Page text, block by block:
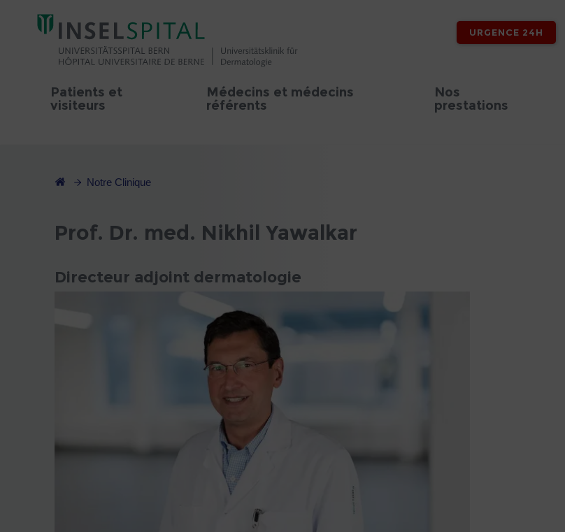
URGENCE 24H
Patients et
visiteurs
Médecins et médecins
référents
Nos
prestations
Notre Clinique
Prof. Dr. med. Nikhil Yawalkar
Directeur adjoint dermatologie